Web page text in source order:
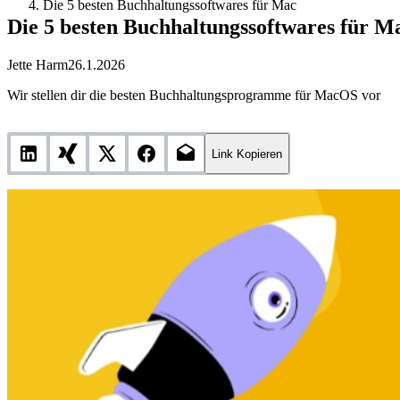
Die 5 besten Buchhaltungssoftwares für Mac
Die 5 besten Buchhaltungssoftwares für
Jette Harm26.1.2026
Wir stellen dir die besten Buchhaltungsprogramme für MacOS vor
Link Kopieren